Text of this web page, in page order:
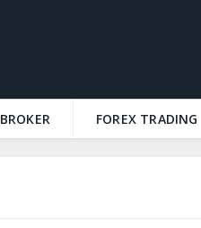
BROKER FOREX TRADING